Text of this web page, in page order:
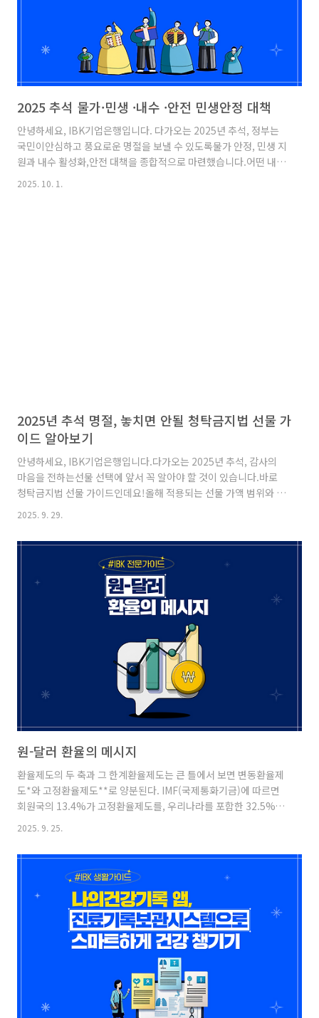
2025 추석 물가·민생 ·내수 ·안전 민생안정 대책
안녕하세요, IBK기업은행입니다. 다가오는 2025년 추석, 정부는
국민이안심하고 풍요로운 명절을 보낼 수 있도록물가 안정, 민생 지
원과 내수 활성화,안전 대책을 종합적으로 마련했습니다.어떤 내용
이 준비되었는지 함께 살펴볼까요?추석 민생안정대책 추석 민생안
2025. 10. 1.
2025년 추석 명절, 놓치면 안될 청탁금지법 선물 가
이드 알아보기
안녕하세요, IBK기업은행입니다.다가오는 2025년 추석, 감사의
마음을 전하는선물 선택에 앞서 꼭 알아야 할 것이 있습니다.바로
청탁금지법 선물 가이드인데요!올해 적용되는 선물 가액 범위와 주
의사항을 미리 확인하고,소중한 마음이 불필요한 오해로 이어지지
란?부정청탁, 금품 등 수수 근절을 통해공직자등의 공정한 직무수
행을 보장하고공직사회에 대한 국민의 신뢰를 확보하기 위한 법입
니다. 청탁금지법 선물 금액 제한은아래와 같습니다.✓ 공직자에게
원활한 직무수행 또는사교·의례 목적으로 제공되는 선물→ 5만 원
까지 가능✓ 농축수산물 및 농축수산가공품 선물→ 15만 원까지 가
능 ✓ 명절기간*에 한정한농축수산물 및 농축수산가공품 선물→ 30
2025. 9. 29.
원-달러 환율의 메시지
환율제도의 두 축과 그 한계환율제도는 큰 틀에서 보면 변동환율제
도*와 고정환율제도**로 양분된다. IMF(국제통화기금)에 따르면
회원국의 13.4%가 고정환율제도를, 우리나라를 포함한 32.5%가
도가 바람직하다고 하기는 어렵다. 고정환율제도는 환율에 대한 ‘약
속’으로 경제주체의 예측가능성을 높이고 변동환율제도는 외환시
장의 ‘보이지 않는 손’의 기능을 중시한다.물론 그 ‘약속’은 언제나
지켜질 수 있는지, ‘보이지 않는 손’은 언제나 신뢰할 수 있는지는 또
다른 문제다. 외환위기 시 고갈되는 보유외환과 폭등하는 환율의 공
포는 정부가 환율을 통제하기도, 시장에 맡겨 두기도 어렵기 ..
2025. 9. 25.